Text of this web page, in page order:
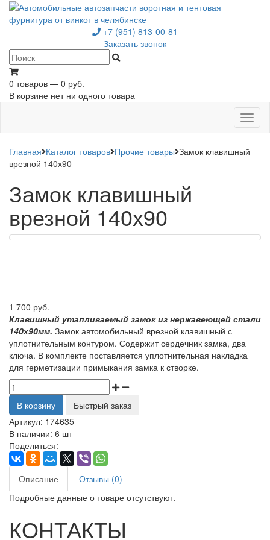
+7 (951) 813-00-81
Заказать звонок
0 товаров — 0 руб.
В корзине нет ни одного товара
Главная Каталог товаров Прочие товары Замок клавишный
врезной 140х90
Замок клавишный
врезной 140х90
1 700 руб.
Клавишный утапливаемый замок из нержавеющей стали
140х90мм. Замок автомобильный врезной клавишный с
уплотнительным контуром. Содержит сердечник замка, два
ключа. В комплекте поставляется уплотнительная накладка
для герметизации примыкания замка к створке.
В корзину
Быстрый заказ
Артикул: 174635
В наличии: 6 шт
Поделиться:
Описание
Отзывы (0)
Подробные данные о товаре отсутствуют.
КОНТАКТЫ